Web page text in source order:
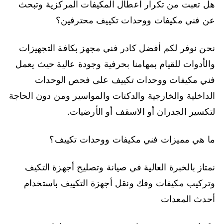
هل تعبت من تكرار اعطال المكيفات المركزية وتبحث
عن فني مكيفات ووحدات تكييف محترفين؟
نحن نوفر لكم أفضل كادر فني مجهز بكافة التجهيزات
والأدوات للقيام بمهامنا بحرفية وجودة عالية حيث يعمل
فني مكيفات ووحدات تكييف على فحص الوحدات
الداخلية والخارجية والدكتات والمواسير ومن دون الحاجة
لتكسير الجدران أو الاسقف أو الأرضيات.
ما هي مميزات فني مكيفات ووحدات تكييف؟
نمتاز بالخبرة العالية في صيانة وتصليح أجهزة التكيف
وتركيب مكيفات وفك ونقل أجهزة التكييف باستخدام
أحدث المعدات